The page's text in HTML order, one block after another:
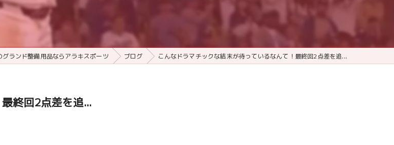
グランド整備用品ならアラキスポーツ ブログ こんなドラマチックな結末が待っているなんて！最終回2点差を追...
終回2点差を追...